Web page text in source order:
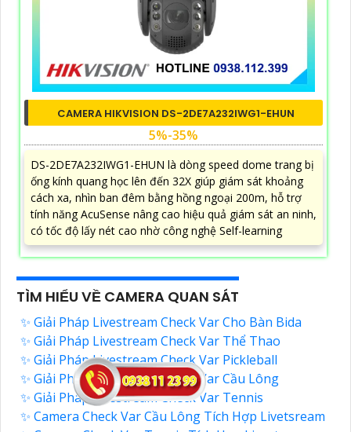
CAMERA HIKVISION DS-2DE7A232IWG1-EHUN
5%-35%
DS-2DE7A232IWG1-EHUN là dòng speed dome trang bị
ống kính quang học lên đến 32X giúp giám sát khoảng
cách xa, nhìn ban đêm bằng hồng ngoại 200m, hỗ trợ
tính năng AcuSense nâng cao hiệu quả giám sát an ninh,
có tốc độ lấy nét cao nhờ công nghệ Self-learning
TÌM HIỂU VỀ CAMERA QUAN SÁT
✨ Giải Pháp Livestream Check Var Cho Bàn Bida
✨ Giải Pháp Livestream Check Var Thể Thao
✨ Giải Pháp Livestream Check Var Pickleball
✨ Giải Pháp Livestream Check Var Cầu Lông
✨ Giải Pháp Livestream Check Var Tennis
✨ Camera Check Var Cầu Lông Tích Hợp Livetsream